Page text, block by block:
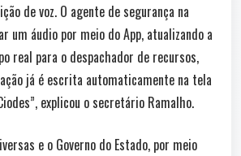
de voz. O agente de segurança na
um áudio por meio do App, atualizando a
real para o despachador de recursos,
já é escrita automaticamente na tela
explicou o secretário Ramalho.
e o Governo do Estado, por meio